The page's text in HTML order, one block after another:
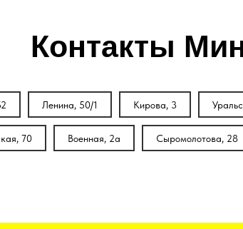
Контакты
Ленина, 50/1 Кирова, 3
70 Военная, 2а Сыромолотова, 28